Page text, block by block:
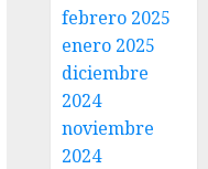
febrero 2025
enero 2025
diciembre
2024
noviembre
2024